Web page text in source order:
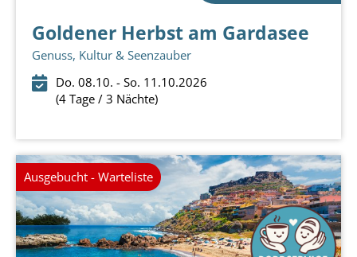
Goldener Herbst am Gardasee
Genuss, Kultur & Seenzauber
Do. 08.10. - So. 11.10.2026
(4 Tage / 3 Nächte)
Ausgebucht - Warteliste